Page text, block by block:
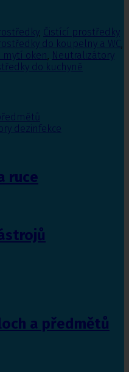
, Čistící prostředky
do koupelny a WC,
mytí oken, Neutralizátory
do kuchyně
dezinfekce
ruce
a předmětů